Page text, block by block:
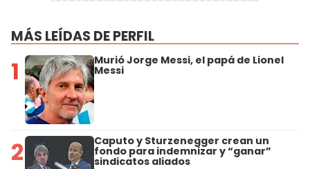
MÁS LEÍDAS DE PERFIL
1 Murió Jorge Messi, el papá de Lionel
Messi
2 Caputo y Sturzenegger crean un
fondo para indemnizar y “ganar”
sindicatos aliados